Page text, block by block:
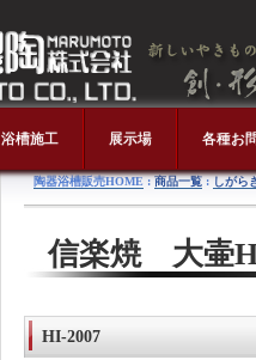
浴槽施工 展示場 各種お
陶器浴槽販売HOME:商品一覧:しがら
信楽焼 大壷
HI-2007